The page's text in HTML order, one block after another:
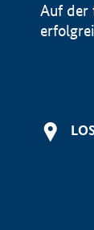
Auf der